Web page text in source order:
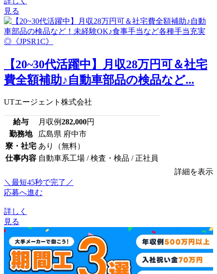
見る
【20~30代活躍中】月収28万円可＆社宅
費全額補助♪自動車部品の検品など...
UTエージェント株式会社
給与 月収例282,000円
勤務地
広島県 府中市
寮・社宅 あり（無料）
仕事内容 自動車系工場 / 検査・検品 / 正社員
詳細を表示
＼最短45秒で完了／
応募へ進む
詳しく
見る